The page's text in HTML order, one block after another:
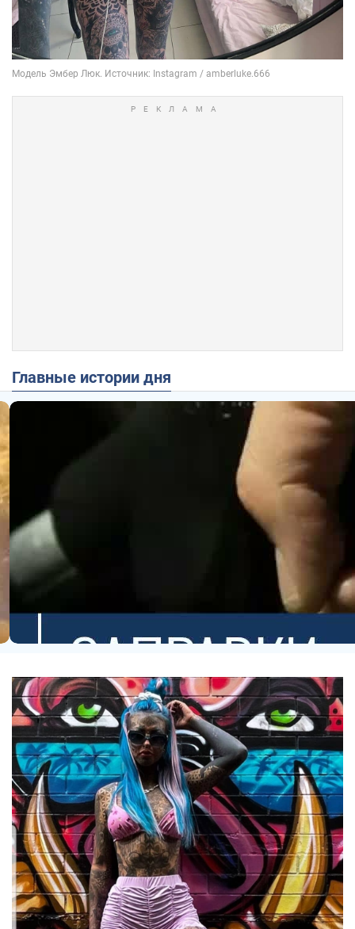
Главные истории дня